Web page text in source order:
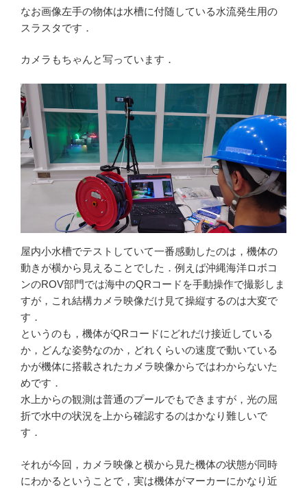
なお画像左手の物体は水槽に付随している水流発生用の
スラスタです．
カメラもちゃんと写っています．
屋内小水槽でテストしていて一番感動したのは，機体の
動きが横から見えることでした．例えば沖縄海洋ロボコ
ンのROV部門では海中のQRコードを手動操作で撮影しま
すが，これ結構カメラ映像だけ見て操縦するのは大変で
す．
というのも，機体がQRコードにどれだけ接近している
か，どんな姿勢なのか，どれくらいの速度で動いている
かが機体に搭載されたカメラ映像からではわからないた
めです．
水上からの観測は普通のプールでもできますが，光の屈
折で水中の状況を上から確認するのはかなり難しいで
す．
それが今回，カメラ映像と横から見た機体の状態が同時
にわかるということで，実は機体がマーカーにかなり近